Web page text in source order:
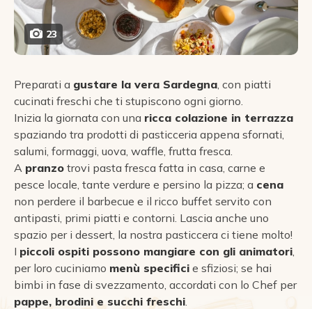
23
Preparati a gustare la vera Sardegna , con piatti
cucinati freschi che ti stupiscono ogni giorno.
Inizia la giornata con una ricca colazione in terrazza
spaziando tra prodotti di pasticceria appena sfornati,
salumi, formaggi, uova, waffle, frutta fresca.
A pranzo trovi pasta fresca fatta in casa, carne e
pesce locale, tante verdure e persino la pizza; a cena
non perdere il barbecue e il ricco buffet servito con
antipasti, primi piatti e contorni. Lascia anche uno
spazio per i dessert, la nostra pasticcera ci tiene molto!
I piccoli ospiti possono mangiare con gli animatori
per loro cuciniamo menù specifici e sfiziosi; se hai
bimbi in fase di svezzamento, accordati con lo Chef per
pappe, brodini e succhi freschi